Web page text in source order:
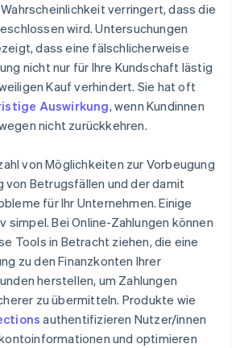
verringert, dass die
wird. Untersuchungen
dass eine fälschlicherweise
nicht nur für Ihre Kundschaft lästig
Kauf verhindert. Sie hat oft
Auswirkung, wenn Kundinnen
nicht zurückkehren.
von Möglichkeiten zur Vorbeugung
von Betrugsfällen und der damit
für Ihr Unternehmen. Einige
simpel. Bei Online-Zahlungen können
Tools in Betracht ziehen, die eine
zu den Finanzkonten Ihrer
herstellen, um Zahlungen
zu übermitteln. Produkte wie
authentifizieren Nutzer/innen
und optimieren